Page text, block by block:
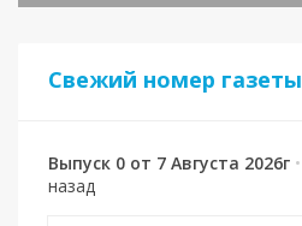
Свежий номер газеты
Выпуск 0 от 7 Августа 2026г •
назад